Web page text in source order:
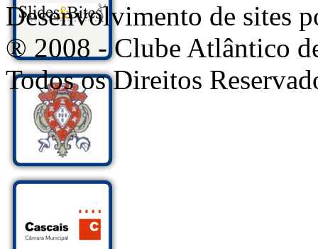
Desenvolvimento de sites
® 2008 - Clube Atlântico
Todos os Direitos